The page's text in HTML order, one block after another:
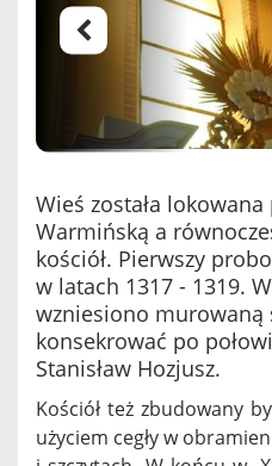
Wieś została lokowana
Warmińską a
kościół. Pierwszy
w latach 1317 - 1319.
wzniesiono murowaną
konsekrować po
Stanisław Hozjusz.
Kościół też zbudowany
użyciem cegły w